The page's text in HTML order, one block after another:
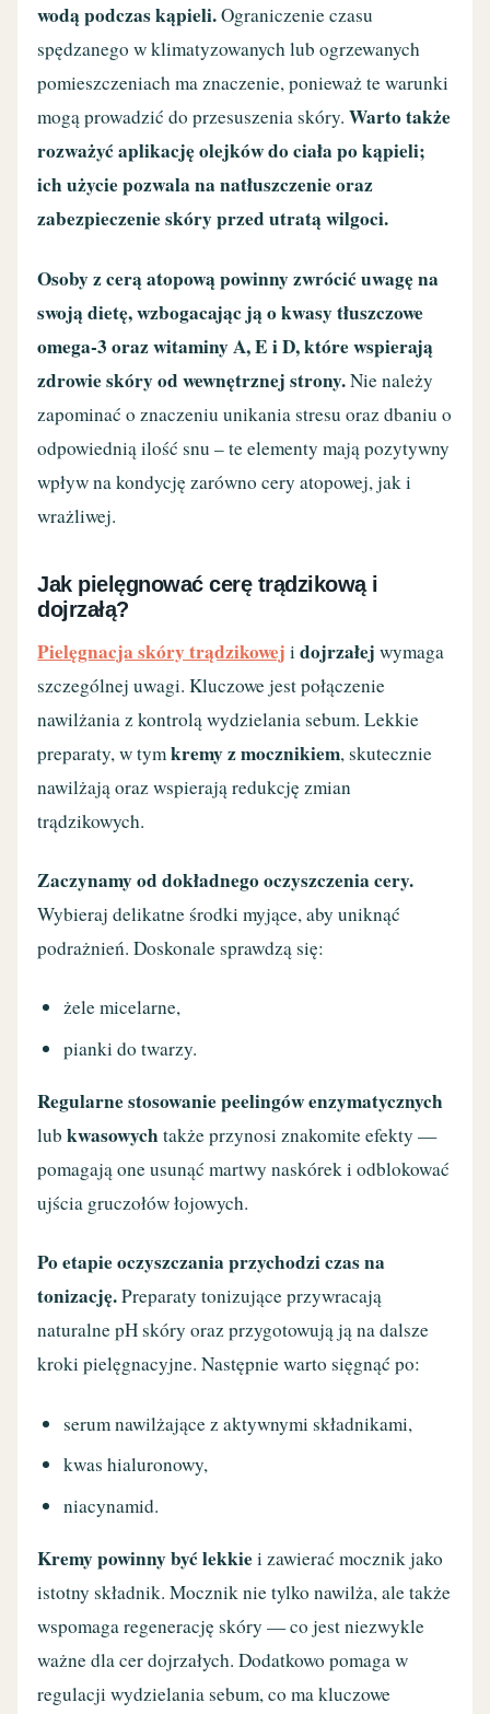
wodą podczas kąpieli.Ograniczenie czasu
spędzanego w klimatyzowanych lub ogrzewanych
pomieszczeniach ma znaczenie, ponieważ te warunki
mogą prowadzić do przesuszenia skóry.Warto także
rozważyć aplikację olejków do ciała po kąpieli;
ich użycie pozwala na natłuszczenie oraz
zabezpieczenie skóry przed utratą wilgoci.
Osoby z cerą atopową powinny zwrócić uwagę na
swoją dietę, wzbogacając ją o kwasy tłuszczowe
omega-3 oraz witaminy A, E i D, które wspierają
zdrowie skóry od wewnętrznej strony.Nie należy
zapominać o znaczeniu unikania stresu oraz dbaniu o
odpowiednią ilość snu – te elementy mają pozytywny
wpływ na kondycję zarówno cery atopowej, jak i
wrażliwej.
Jak pielęgnować cerę trądzikową i
dojrzałą?
Pielęgnacja skóry trądzikowej idojrzałej wymaga
szczególnej uwagi. Kluczowe jest połączenie
nawilżania z kontrolą wydzielania sebum. Lekkie
preparaty, w tymkremy z mocznikiem, skutecznie
nawilżają oraz wspierają redukcję zmian
trądzikowych.
Zaczynamy od dokładnego oczyszczenia cery.
Wybieraj delikatne środki myjące, aby uniknąć
podrażnień. Doskonale sprawdzą się:
żele micelarne,
pianki do twarzy.
Regularne stosowanie peelingów enzymatycznych
lubkwasowych także przynosi znakomite efekty —
pomagają one usunąć martwy naskórek i odblokować
ujścia gruczołów łojowych.
Po etapie oczyszczania przychodzi czas na
tonizację.Preparaty tonizujące przywracają
naturalne pH skóry oraz przygotowują ją na dalsze
kroki pielęgnacyjne. Następnie warto sięgnąć po:
serum nawilżające z aktywnymi składnikami,
kwas hialuronowy,
niacynamid.
Kremy powinny być lekkiei zawierać mocznik jako
istotny składnik. Mocznik nie tylko nawilża, ale także
wspomaga regenerację skóry — co jest niezwykle
ważne dla cer dojrzałych. Dodatkowo pomaga w
regulacji wydzielania sebum, co ma kluczowe